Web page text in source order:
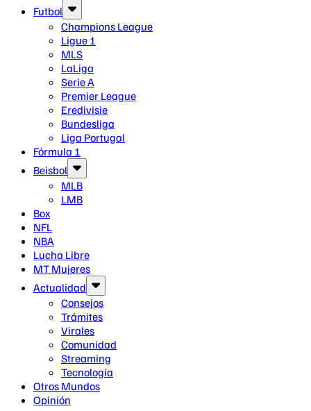
Futbol
Champions League
Ligue 1
MLS
LaLiga
Serie A
Premier League
Eredivisie
Bundesliga
Liga Portugal
Fórmula 1
Beisbol
MLB
LMB
Box
NFL
NBA
Lucha Libre
MT Mujeres
Actualidad
Consejos
Trámites
Virales
Comunidad
Streaming
Tecnología
Otros Mundos
Opinión